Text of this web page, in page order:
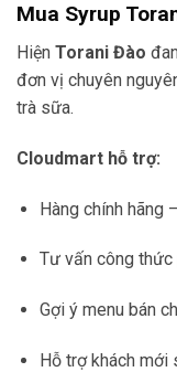
Mua Syrup
Hiện Torani Đào
đơn vị chuyên
trà sữa.
Cloudmart hỗ trợ:
Hàng chính hãng
Tư vấn công thức
Gợi ý menu bán
Hỗ trợ khách mới